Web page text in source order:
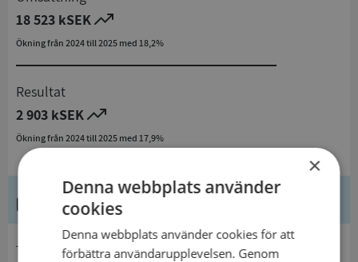
18 523 kSEK
Ökning från 2024 till 2025 med 18,2%
Resultat
2 903 kSEK
Ökning från 2024 till 2025 med 17,9%
Kontaktuppgifter
×
Denna webbplats använder
cookies
Denna webbplats använder cookies för att
förbättra användarupplevelsen. Genom